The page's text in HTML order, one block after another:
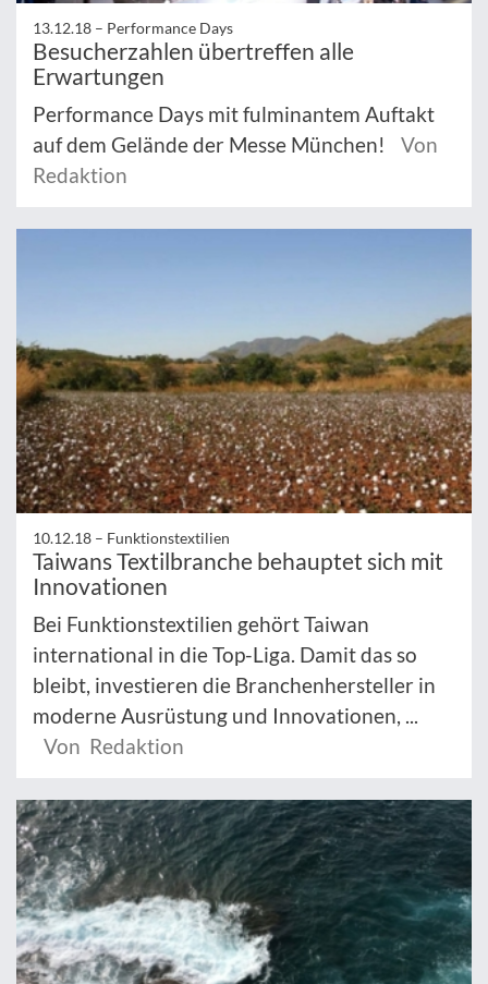
13.12.18 – Performance Days
Besucherzahlen übertreffen alle
Erwartungen
Performance Days mit fulminantem Auftakt
auf dem Gelände der Messe München!
Von
Redaktion
10.12.18 – Funktionstextilien
Taiwans Textilbranche behauptet sich mit
Innovationen
Bei Funktionstextilien gehört Taiwan
international in die Top-Liga. Damit das so
bleibt, investieren die Branchenhersteller in
moderne Ausrüstung und Innovationen, ...
Von Redaktion